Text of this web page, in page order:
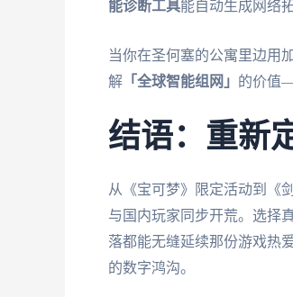
能诊断工具能自动生成网络
当你在圣何塞的公寓里边用
解 「全球智能组网」 的价值
结语：重新
从《宝可梦》限定活动到《
与国内玩家同步开荒。选择
落都能无缝延续那份游戏热
的数字鸿沟。